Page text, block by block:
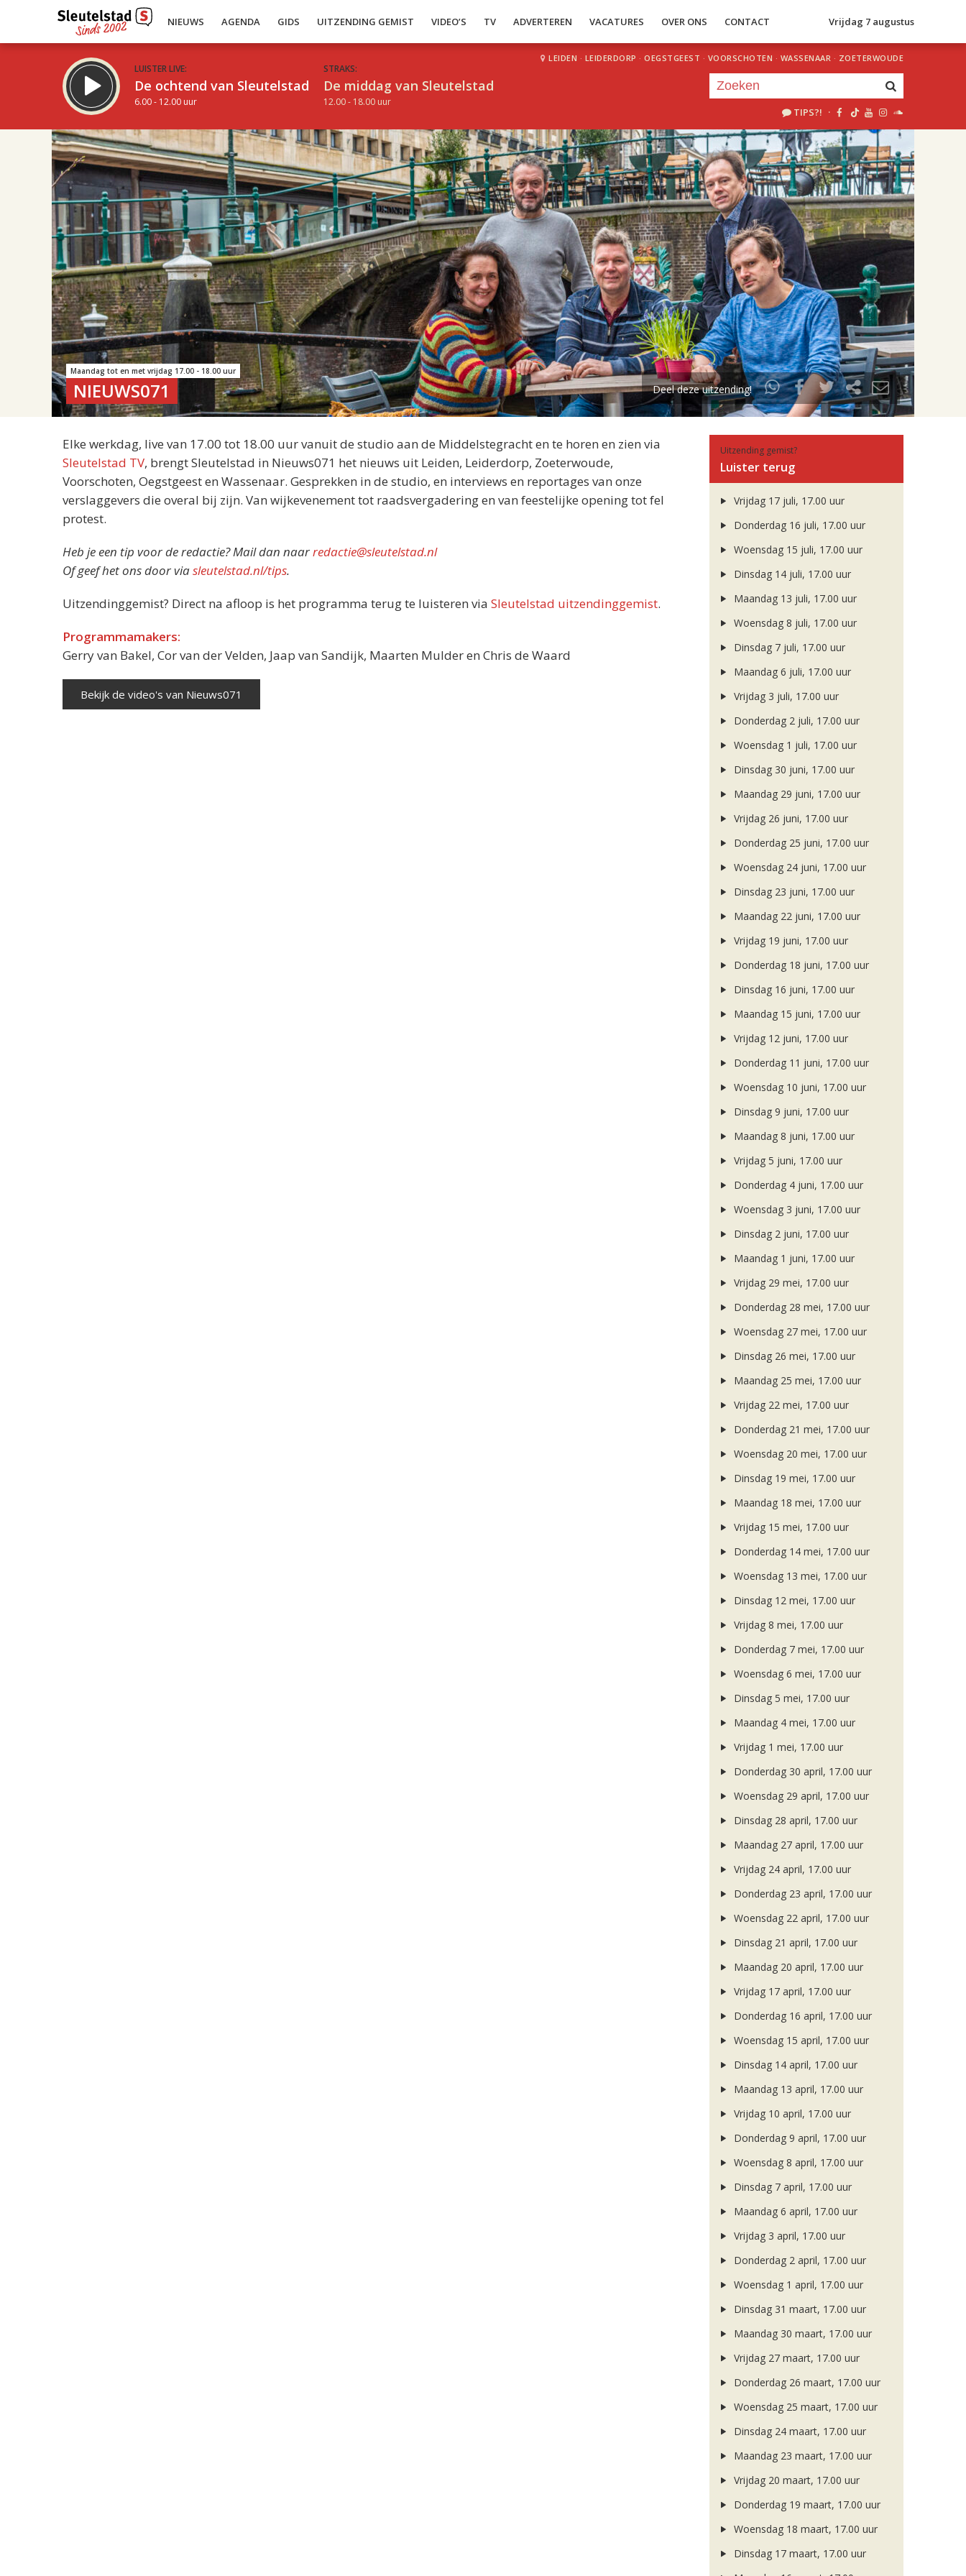
NIEUWS AGENDA GIDS UITZENDING GEMIST VIDEO’S TV ADVERTEREN VACATURES OVER ONS CONTACT Vrijdag 7 augustus
LUISTER LIVE:
De ochtend van Sleutelstad
6.00 - 12.00 uur
STRAKS:
De middag van Sleutelstad
12.00 - 18.00 uur
LEIDEN · LEIDERDORP · OEGSTGEEST · VOORSCHOTEN · WASSENAAR · ZOETERWOUDE
TIPS?! ·
17.00 18.00
Je luistert nu naaruur 1 van 2
«Vorig uur Volgend uur»
Inklappen
Maandag tot en met vrijdag 17.00 - 18.00 uur
NIEUWS071 Deel deze uitzending!
Elke werkdag, live van 17.00 tot 18.00 uur vanuit de studio aan de Middelstegracht en te horen en zien via
Sleutelstad TV, brengt Sleutelstad in Nieuws071 het nieuws uit Leiden, Leiderdorp, Zoeterwoude,
Voorschoten, Oegstgeest en Wassenaar. Gesprekken in de studio, en interviews en reportages van onze
verslaggevers die overal bij zijn. Van wijkevenement tot raadsvergadering en van feestelijke opening tot fel
protest.
Heb je een tip voor de redactie? Mail dan naarredactie@sleutelstad.nl
Of geef het ons door viasleutelstad.nl/tips.
Uitzendinggemist? Direct na afloop is het programma terug te luisteren via Sleutelstad uitzendinggemist.
Programmamakers:
Gerry van Bakel, Cor van der Velden, Jaap van Sandijk, Maarten Mulder en Chris de Waard
Bekijk de video's van Nieuws071
Uitzending gemist?
Luister terug
Vrijdag 17 juli, 17.00 uur
Donderdag 16 juli, 17.00 uur
Woensdag 15 juli, 17.00 uur
Dinsdag 14 juli, 17.00 uur
Maandag 13 juli, 17.00 uur
Woensdag 8 juli, 17.00 uur
Dinsdag 7 juli, 17.00 uur
Maandag 6 juli, 17.00 uur
Vrijdag 3 juli, 17.00 uur
Donderdag 2 juli, 17.00 uur
Woensdag 1 juli, 17.00 uur
Dinsdag 30 juni, 17.00 uur
Maandag 29 juni, 17.00 uur
Vrijdag 26 juni, 17.00 uur
Donderdag 25 juni, 17.00 uur
Woensdag 24 juni, 17.00 uur
Dinsdag 23 juni, 17.00 uur
Maandag 22 juni, 17.00 uur
Vrijdag 19 juni, 17.00 uur
Donderdag 18 juni, 17.00 uur
Dinsdag 16 juni, 17.00 uur
Maandag 15 juni, 17.00 uur
Vrijdag 12 juni, 17.00 uur
Donderdag 11 juni, 17.00 uur
Woensdag 10 juni, 17.00 uur
Dinsdag 9 juni, 17.00 uur
Maandag 8 juni, 17.00 uur
Vrijdag 5 juni, 17.00 uur
Donderdag 4 juni, 17.00 uur
Woensdag 3 juni, 17.00 uur
Dinsdag 2 juni, 17.00 uur
Maandag 1 juni, 17.00 uur
Vrijdag 29 mei, 17.00 uur
Donderdag 28 mei, 17.00 uur
Woensdag 27 mei, 17.00 uur
Dinsdag 26 mei, 17.00 uur
Maandag 25 mei, 17.00 uur
Vrijdag 22 mei, 17.00 uur
Donderdag 21 mei, 17.00 uur
Woensdag 20 mei, 17.00 uur
Dinsdag 19 mei, 17.00 uur
Maandag 18 mei, 17.00 uur
Vrijdag 15 mei, 17.00 uur
Donderdag 14 mei, 17.00 uur
Woensdag 13 mei, 17.00 uur
Dinsdag 12 mei, 17.00 uur
Vrijdag 8 mei, 17.00 uur
Donderdag 7 mei, 17.00 uur
Woensdag 6 mei, 17.00 uur
Dinsdag 5 mei, 17.00 uur
Maandag 4 mei, 17.00 uur
Vrijdag 1 mei, 17.00 uur
Donderdag 30 april, 17.00 uur
Woensdag 29 april, 17.00 uur
Dinsdag 28 april, 17.00 uur
Maandag 27 april, 17.00 uur
Vrijdag 24 april, 17.00 uur
Donderdag 23 april, 17.00 uur
Woensdag 22 april, 17.00 uur
Dinsdag 21 april, 17.00 uur
Maandag 20 april, 17.00 uur
Vrijdag 17 april, 17.00 uur
Donderdag 16 april, 17.00 uur
Woensdag 15 april, 17.00 uur
Dinsdag 14 april, 17.00 uur
Maandag 13 april, 17.00 uur
Vrijdag 10 april, 17.00 uur
Donderdag 9 april, 17.00 uur
Woensdag 8 april, 17.00 uur
Dinsdag 7 april, 17.00 uur
Maandag 6 april, 17.00 uur
Vrijdag 3 april, 17.00 uur
Donderdag 2 april, 17.00 uur
Woensdag 1 april, 17.00 uur
Dinsdag 31 maart, 17.00 uur
Maandag 30 maart, 17.00 uur
Vrijdag 27 maart, 17.00 uur
Donderdag 26 maart, 17.00 uur
Woensdag 25 maart, 17.00 uur
Dinsdag 24 maart, 17.00 uur
Maandag 23 maart, 17.00 uur
Vrijdag 20 maart, 17.00 uur
Donderdag 19 maart, 17.00 uur
Woensdag 18 maart, 17.00 uur
Dinsdag 17 maart, 17.00 uur